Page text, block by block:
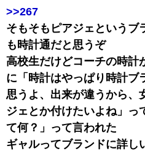
>>267
そもそもピアジェというブ
も時計通だと思うぞ
高校生だけどコーチの時計
に「時計はやっぱり時計ブ
思うよ、出来が違うから、
ジェとか付けたいよね」っ
て何？」って言われた
ギャルってブランドに詳し